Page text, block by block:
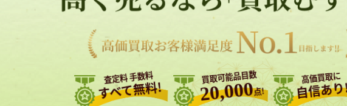
査定料 手数料
すべて無料!
買取可能品目数
20,000点!
高価買取に
自信あ